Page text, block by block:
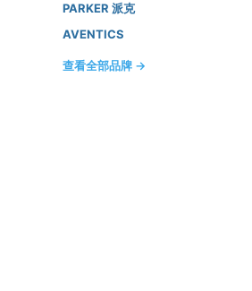
PARKER 派克
AVENTICS
查看全部品牌 →